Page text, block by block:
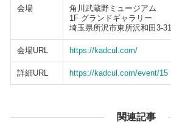
会場
角川武蔵野ミュージアム
1F グランドギャラリー
埼玉県所沢市東所沢和田3-
会場URL https://kadcul.com/
詳細URL https://kadcul.com/event/15
関連記事